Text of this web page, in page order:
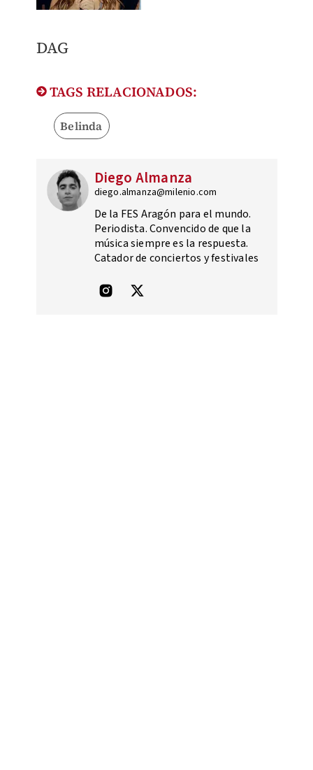
DAG
TAGS RELACIONADOS:
Belinda
Diego Almanza
diego.almanza@milenio.com
De la FES Aragón para el mundo.
Periodista. Convencido de que la
música siempre es la respuesta.
Catador de conciertos y festivales